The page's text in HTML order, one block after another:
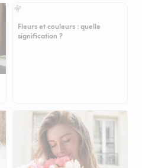
Fleurs et couleurs : quelle
signification ?